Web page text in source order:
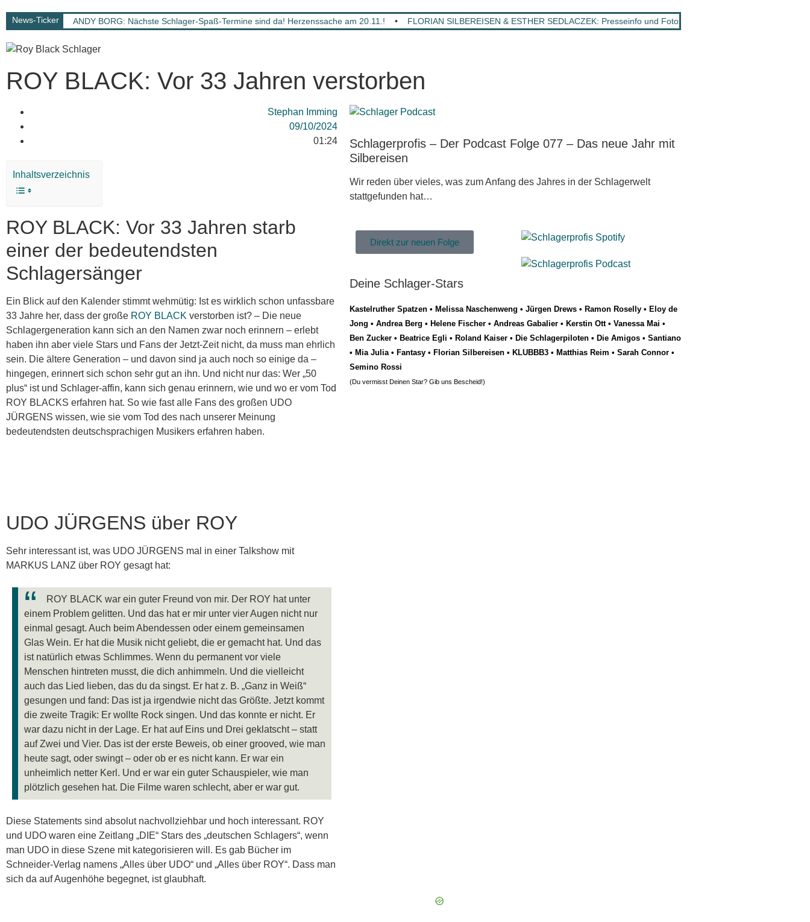
News-Ticker ANDY BORG: Nächste Schlager-Spaß-Termine sind da! Herzenssache am 20.11.! • FLORIAN SILBEREISEN & ESTHER SEDLACZEK: Presseinfo und Fotos „Goldene Henne“ da!
ROY BLACK: Vor 33 Jahren verstorben
Stephan Imming
09/10/2024
01:24
Inhaltsverzeichnis
ROY BLACK: Vor 33 Jahren starb
einer der bedeutendsten
Schlagersänger
Ein Blick auf den Kalender stimmt wehmütig: Ist es wirklich schon unfassbare
33 Jahre her, dass der große ROY BLACK verstorben ist? – Die neue
Schlagergeneration kann sich an den Namen zwar noch erinnern – erlebt
haben ihn aber viele Stars und Fans der Jetzt-Zeit nicht, da muss man ehrlich
sein. Die ältere Generation – und davon sind ja auch noch so einige da –
hingegen, erinnert sich schon sehr gut an ihn. Und nicht nur das: Wer „50
plus“ ist und Schlager-affin, kann sich genau erinnern, wie und wo er vom Tod
ROY BLACKS erfahren hat. So wie fast alle Fans des großen UDO
JÜRGENS wissen, wie sie vom Tod des nach unserer Meinung
bedeutendsten deutschsprachigen Musikers erfahren haben.
UDO JÜRGENS über ROY
Sehr interessant ist, was UDO JÜRGENS mal in einer Talkshow mit
MARKUS LANZ über ROY gesagt hat:
ROY BLACK war ein guter Freund von mir. Der ROY hat unter
einem Problem gelitten. Und das hat er mir unter vier Augen nicht nur
einmal gesagt. Auch beim Abendessen oder einem gemeinsamen
Glas Wein. Er hat die Musik nicht geliebt, die er gemacht hat. Und das
ist natürlich etwas Schlimmes. Wenn du permanent vor viele
Menschen hintreten musst, die dich anhimmeln. Und die vielleicht
auch das Lied lieben, das du da singst. Er hat z. B. „Ganz in Weiß“
gesungen und fand: Das ist ja irgendwie nicht das Größte. Jetzt kommt
die zweite Tragik: Er wollte Rock singen. Und das konnte er nicht. Er
war dazu nicht in der Lage. Er hat auf Eins und Drei geklatscht – statt
auf Zwei und Vier. Das ist der erste Beweis, ob einer grooved, wie man
heute sagt, oder swingt – oder ob er es nicht kann. Er war ein
unheimlich netter Kerl. Und er war ein guter Schauspieler, wie man
plötzlich gesehen hat. Die Filme waren schlecht, aber er war gut.
Diese Statements sind absolut nachvollziehbar und hoch interessant. ROY
und UDO waren eine Zeitlang „DIE“ Stars des „deutschen Schlagers“, wenn
man UDO in diese Szene mit kategorisieren will. Es gab Bücher im
Schneider-Verlag namens „Alles über UDO“ und „Alles über ROY“. Dass man
sich da auf Augenhöhe begegnet, ist glaubhaft.
Schlagerprofis – Der Podcast Folge 077 – Das neue Jahr mit
Silbereisen
Wir reden über vieles, was zum Anfang des Jahres in der Schlagerwelt
stattgefunden hat…
Direkt zur neuen Folge
Deine Schlager-Stars
Kastelruther Spatzen • Melissa Naschenweng • Jürgen Drews • Ramon Roselly • Eloy de
Jong • Andrea Berg • Helene Fischer • Andreas Gabalier • Kerstin Ott• Vanessa Mai •
Ben Zucker • Beatrice Egli • Roland Kaiser • Die Schlagerpiloten • Die Amigos • Santiano
• Mia Julia• Fantasy • Florian Silbereisen • KLUBBB3 • Matthias Reim • Sarah Connor •
Semino Rossi
(Du vermisst Deinen Star? Gib uns Bescheid!)